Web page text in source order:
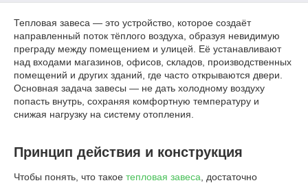
Тепловая завеса — это устройство, которое создаёт
направленный поток тёплого воздуха, образуя невидимую
преграду между помещением и улицей. Её устанавливают
над входами магазинов, офисов, складов, производственных
помещений и других зданий, где часто открываются двери.
Основная задача завесы — не дать холодному воздуху
попасть внутрь, сохраняя комфортную температуру и
снижая нагрузку на систему отопления.
Принцип действия и конструкция
Чтобы понять, что такое тепловая завеса , достаточно